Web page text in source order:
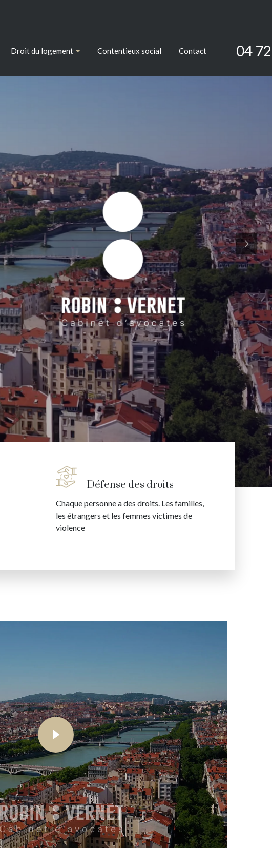
Droit du logement Contentieux social Contact 04
Défense des droits
Chaque personne a des droits. Les familles,
les étrangers et les femmes victimes de
violence